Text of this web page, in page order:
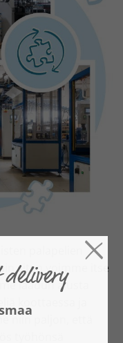
palapelien
siten voimme itse
laadun alusta
koottaessa ja
niin paljon, että
työhönsä